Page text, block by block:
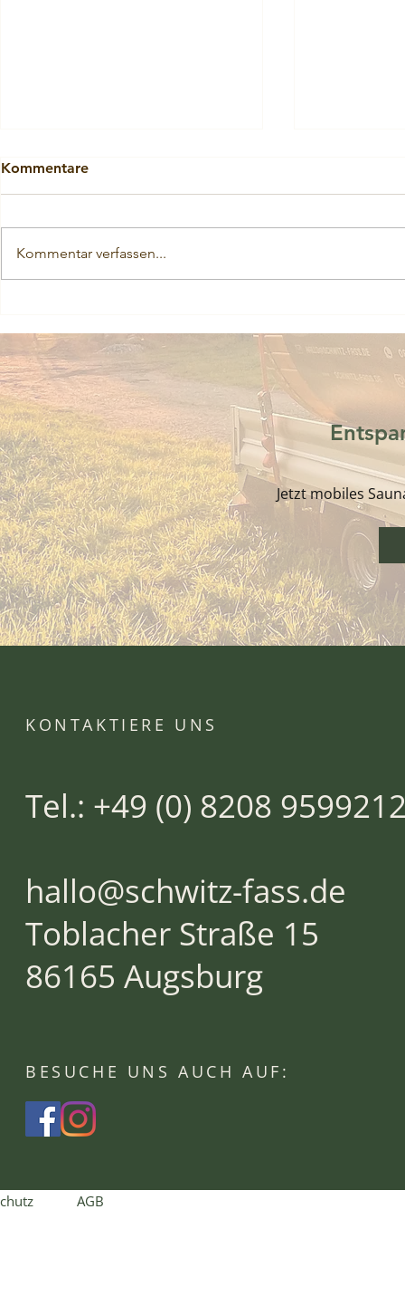
Mal in einer mobilen Sauna
von Schwitz-Fass.
O: Die
Aufgusses
Schwitz-
Kommentare
Kommentar verfassen...
Jetzt mobiles
KONTAKTIERE UNS
Tel.: +49 (0) 8208
hallo@schwitz-fass.de
Toblacher Straße 15
86165 Augsburg
BESUCHE UNS AUCH AUF:
AGB